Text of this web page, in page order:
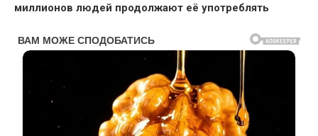
миллионов людей продолжают её употреблять